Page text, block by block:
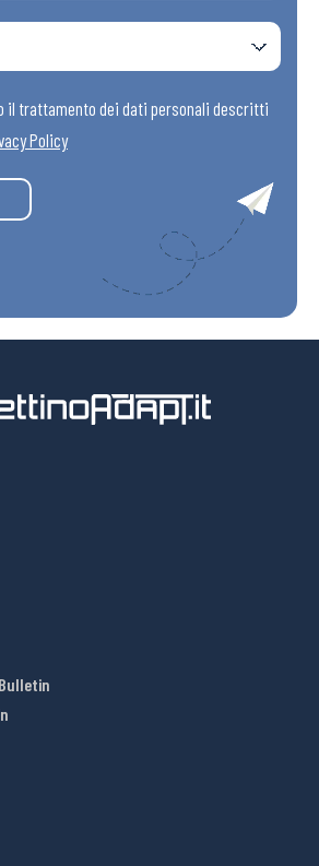
il trattamento dei dati personali descritti
Policy